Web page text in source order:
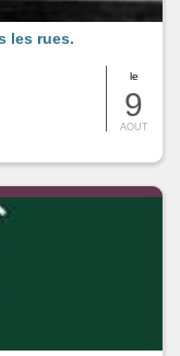
le
9
AOUT
les rues.